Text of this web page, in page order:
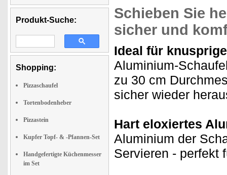
Produkt-Suche:
Shopping:
Pizzaschaufel
Tortenbodenheber
Pizzastein
Kupfer Topf- & -Pfannen-Set
Handgefertigte Küchenmesser
im Set
Schieben Sie
sicher und
Ideal für
Aluminium-
zu 30 cm
sicher wieder
Hart eloxiertes
Aluminium der
Servieren - perfekt